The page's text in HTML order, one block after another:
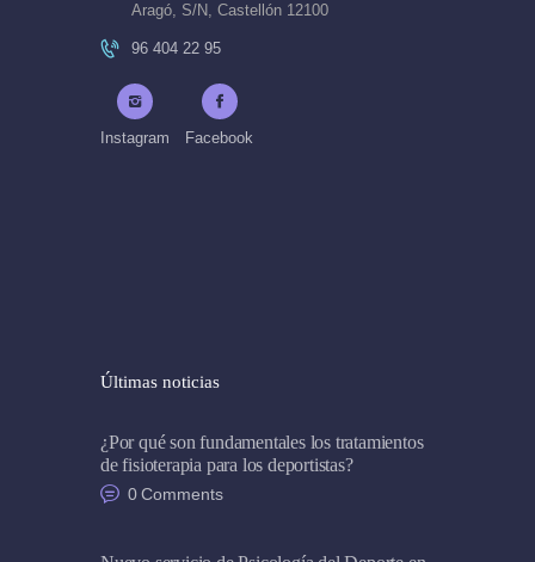
Aragó, S/N, Castellón 12100
96 404 22 95
Instagram Facebook
Últimas noticias
¿Por qué son fundamentales los tratamientos
de fisioterapia para los deportistas?
0 Comments